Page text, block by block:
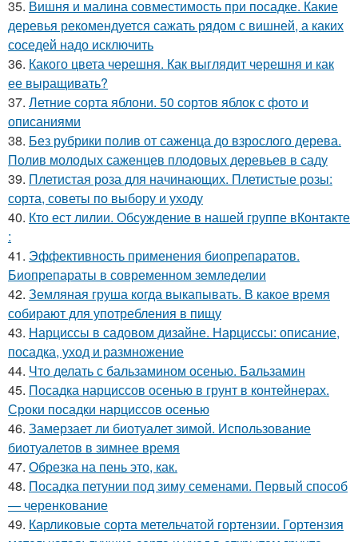
35. Вишня и малина совместимость при посадке. Какие
деревья рекомендуется сажать рядом с вишней, а каких
соседей надо исключить
36. Какого цвета черешня. Как выглядит черешня и как
ее выращивать?
37. Летние сорта яблони. 50 сортов яблок с фото и
описаниями
38. Без рубрики полив от саженца до взрослого дерева.
Полив молодых саженцев плодовых деревьев в саду
39. Плетистая роза для начинающих. Плетистые розы:
сорта, советы по выбору и уходу
40. Кто ест лилии. Обсуждение в нашей группе вКонтакте
:
41. Эффективность применения биопрепаратов.
Биопрепараты в современном земледелии
42. Земляная груша когда выкапывать. В какое время
собирают для употребления в пищу
43. Нарциссы в садовом дизайне. Нарциссы: описание,
посадка, уход и размножение
44. Что делать с бальзамином осенью. Бальзамин
45. Посадка нарциссов осенью в грунт в контейнерах.
Сроки посадки нарциссов осенью
46. Замерзает ли биотуалет зимой. Использование
биотуалетов в зимнее время
47. Обрезка на пень это, как.
48. Посадка петунии под зиму семенами. Первый способ
— черенкование
49. Карликовые сорта метельчатой гортензии. Гортензия